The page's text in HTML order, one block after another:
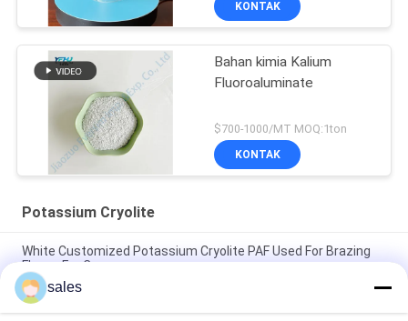
KONTAK
Bahan kimia Kalium
Fluoroaluminate
$700-1000/MT MOQ:1ton
KONTAK
Potassium Cryolite
White Customized Potassium Cryolite PAF Used For Brazing
Fluxes For Copper
Harga Pabrik Abrasif Berkinerja Tinggi yang Terbuat dari
Sodium Cryolite Putih Murni untuk Produksi Industri
sales